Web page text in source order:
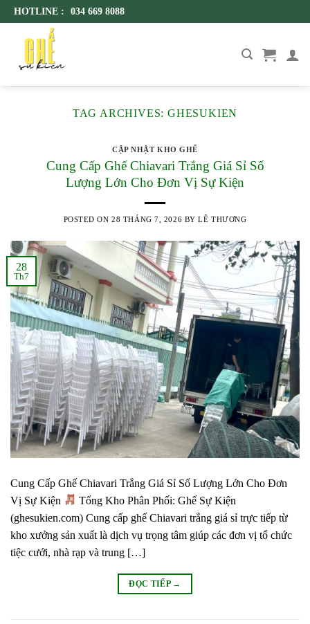
Skip
to
content
HOTLINE : 034 669 8088
TAG ARCHIVES: GHESUKIEN
CẬP NHẬT KHO GHẾ
Cung Cấp Ghế Chiavari Trắng Giá Sỉ Số
Lượng Lớn Cho Đơn Vị Sự Kiện
POSTED ON28 THÁNG 7, 2026 BYLÊ THƯƠNG
28
Th7
Cung Cấp Ghế Chiavari Trắng Giá Sỉ Số Lượng Lớn Cho Đơn
Vị Sự Kiện
Tổng Kho Phân Phối: Ghế Sự Kiện
(ghesukien.com) Cung cấp ghế Chiavari trắng giá sỉ trực tiếp từ
kho xưởng sản xuất là dịch vụ trọng tâm giúp các đơn vị tổ chức
tiệc cưới, nhà rạp và trung […]
ĐỌC TIẾP →